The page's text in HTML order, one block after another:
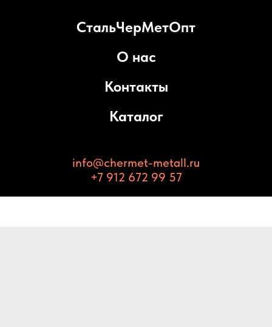
СтальЧерМетОпт
О нас
Контакты
Каталог
info@chermet-metall.ru
+7 912 672 99 57